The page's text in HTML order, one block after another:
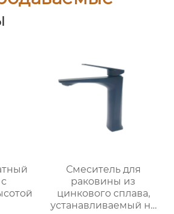
Смеситель для
раковины из
цинкового сплава,
устанавливаемый на